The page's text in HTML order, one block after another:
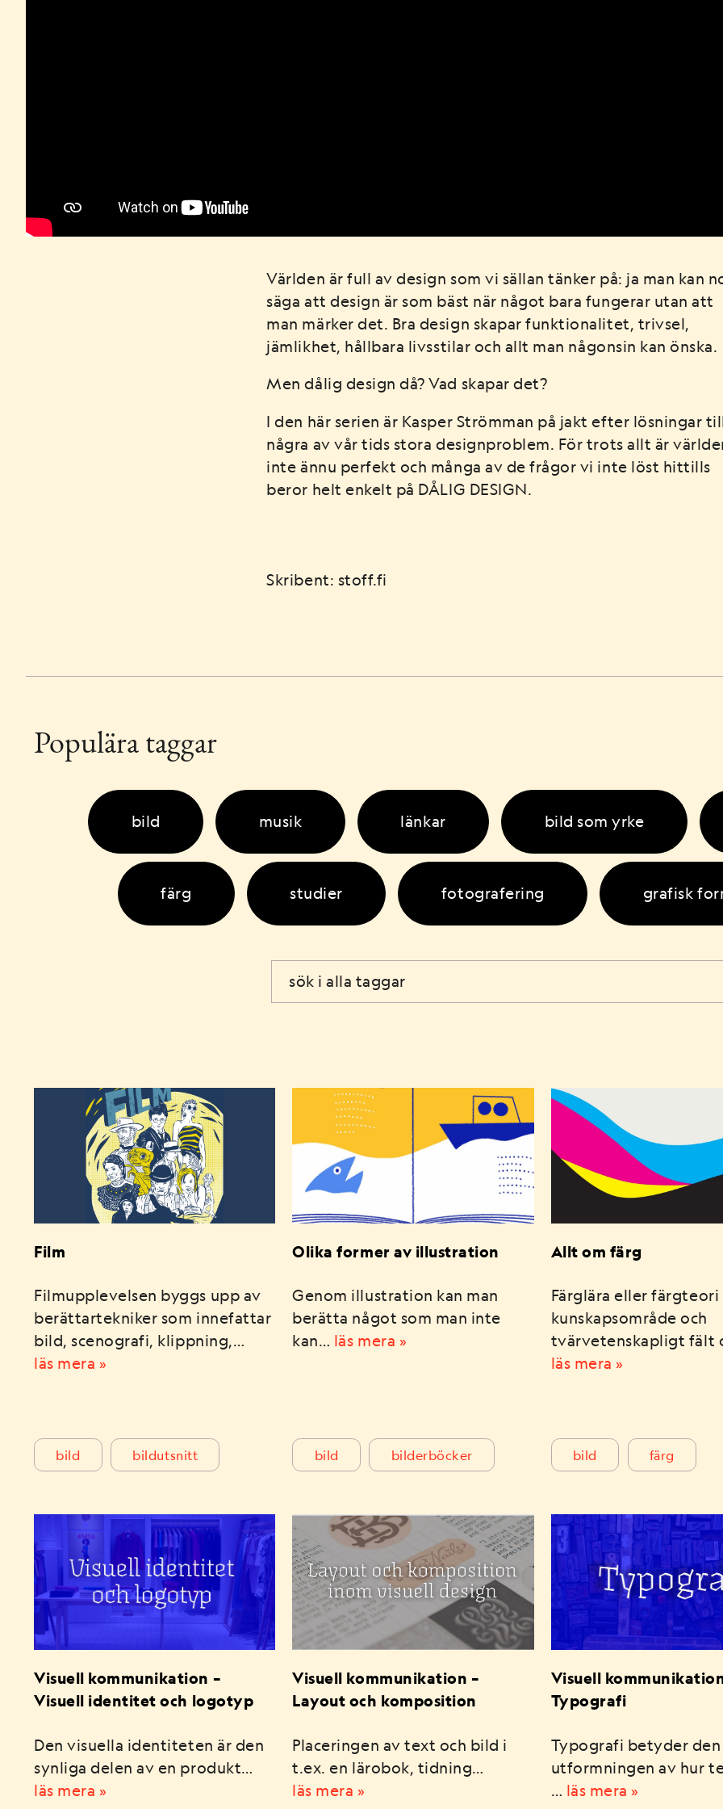
Världen är full av design som vi sällan tänker på: ja man kan
säga att design är som bäst när något bara fungerar utan att
man märker det. Bra design skapar funktionalitet, trivsel,
jämlikhet, hållbara livsstilar och allt man någonsin kan önska.
Men dålig design då? Vad skapar det?
I den här serien är Kasper Strömman på jakt efter lösningar
några av vår tids stora designproblem. För trots allt är
inte ännu perfekt och många av de frågor vi inte löst hittills
beror helt enkelt på DÅLIG DESIGN.
Skribent: stoff.fi
Populära taggar
bild musik länkar bild som yrke
färg studier fotografering grafisk
salsa resurs tutorial
Film
Filmupplevelsen byggs upp av
berättartekniker som innefattar
bild, scenografi, klippning,…
läs mera »
bild bildutsnitt
Olika former av illustration
Genom illustration kan man
berätta något som man inte
kan… läs mera »
bild bilderböcker
Allt om färg
Färglära eller
kunskapsområde och
tvärvetenskapligt fält
läs mera »
bild färg
Visuell kommunikation –
Visuell identitet och logotyp
Den visuella identiteten är den
synliga delen av en produkt…
läs mera »
Visuell kommunikation –
Layout och komposition
Placeringen av text och bild i
t.ex. en lärobok, tidning…
läs mera »
Visuell
Typografi
Typografi betyder
utformningen av hur
… läs mera »